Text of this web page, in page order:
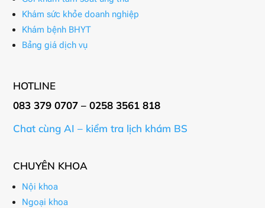
Khám sức khỏe doanh nghiệp
Khám bệnh BHYT
Bảng giá dịch vụ
HOTLINE
083 379 0707 – 0258 3561 818
Chat cùng AI – kiểm tra lịch khám BS
CHUYÊN KHOA
Nội khoa
Ngoại khoa